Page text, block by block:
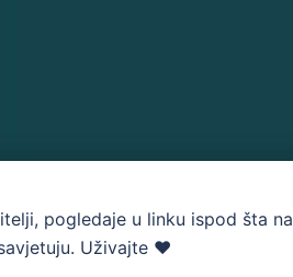
pogledaje u linku ispod šta
Uživajte ♥️